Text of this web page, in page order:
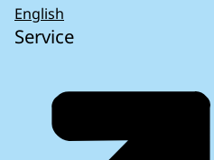
English
Service